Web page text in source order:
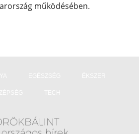
működésében.